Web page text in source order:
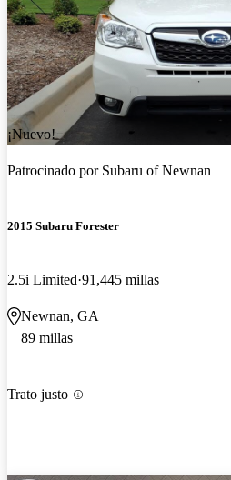
¡Nuevo!
Patrocinado por Subaru of Newnan
2015 Subaru Forester
2.5i Limited 91,445 millas
Newnan, GA
89 millas
Trato justo